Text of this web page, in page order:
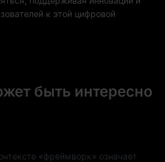
к этой цифровой
быть интересно
«фреймворк» означает